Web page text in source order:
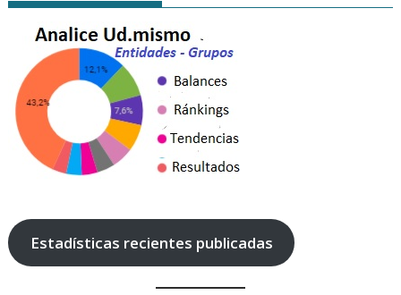
Estadísticas recientes publicadas